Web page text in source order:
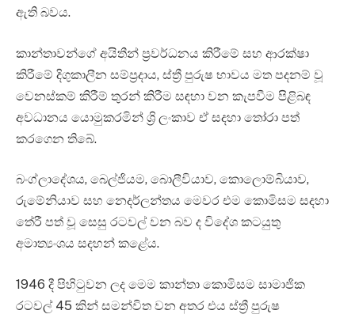
ඇති බවය.
කාන්තාවන්ගේ අයිතීන් ප්‍රවර්ධනය කිරීමේ සහ ආරක්ෂා
කිරීමේ දිගුකාලීන සම්ප්‍රදාය, ස්ත්‍රී පුරුෂ භාවය මත පදනම් වූ
වෙනස්කම් කිරීම් තුරන් කිරීම සඳහා වන කැපවීම පිළිබඳ
අවධානය යොමුකරමින් ශ්‍රි ලංකාව ඒ සදහා තෝරා පත්
කරගෙන තිබේ.
බංග්ලාදේශය, බෙල්ජියම, බොලීවියාව, කොලොම්බියාව,
රුමේනියාව සහ නෙදර්ලන්තය මෙවර එම කොමිසම සදහා
තේරී පත් වූ සෙසු රටවල් වන බව ද විදේශ කටයුතු
අමාත්‍යංශය සදහන් කළේය.
1946 දී පිහිටුවන ලද මෙම කාන්තා කොමිසම සාමාජික
රටවල් 45 කින් සමන්විත වන අතර එය ස්ත්‍රී පුරුෂ